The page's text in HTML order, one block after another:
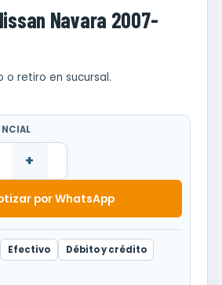
Navara 2007-
o retiro en sucursal.
+
por WhatsApp
Efectivo
Débito y crédito